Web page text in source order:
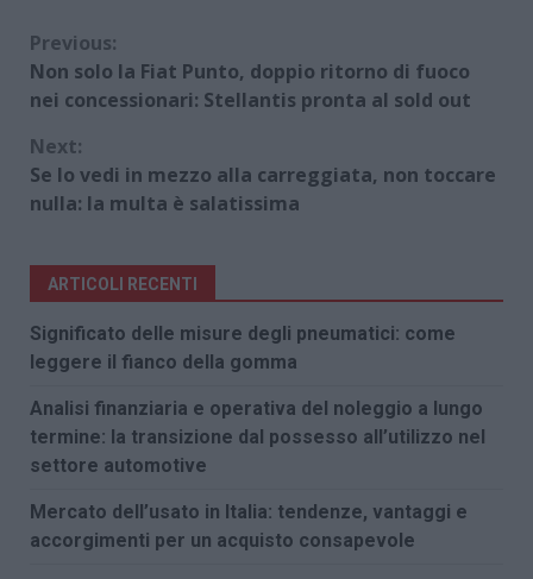
Continue
Reading
Previous:
Non solo la Fiat Punto, doppio ritorno di fuoco
nei concessionari: Stellantis pronta al sold out
Next:
Se lo vedi in mezzo alla carreggiata, non toccare
nulla: la multa è salatissima
ARTICOLI RECENTI
Significato delle misure degli pneumatici: come
leggere il fianco della gomma
Analisi finanziaria e operativa del noleggio a lungo
termine: la transizione dal possesso all’utilizzo nel
settore automotive
Mercato dell’usato in Italia: tendenze, vantaggi e
accorgimenti per un acquisto consapevole